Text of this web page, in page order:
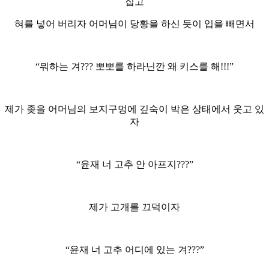
혀를 넣어 버리자 어머님이 당황을 하신 듯이 입을 빼면서
“뭐하는 겨??? 뽀뽀를 하라닌깐 왜 키스를 해!!!”
제가 좆을 어머님의 보지구멍에 깊숙이 박은 상태에서 웃고 있
자
“윤재 너 고추 안 아프지???”
제가 고개를 끄덕이자
“윤재 너 고추 어디에 있는 겨???”